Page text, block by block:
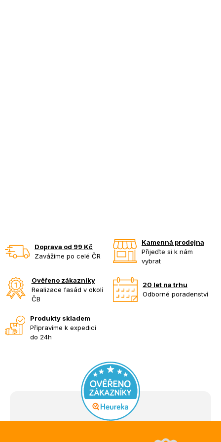
Doprava od 99 Kč
Zavážíme po celé ČR
Kamenná prodejna
Přijeďte si k nám
vybrat
Ověřeno zákazníky
Realizace fasád v okolí
ČB
20 let na trhu
Odborné poradenství
Produkty skladem
Připravíme k expedici
do 24h